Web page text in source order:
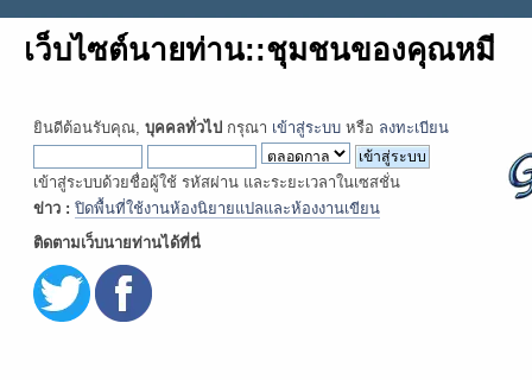
เว็บไซต์นายท่าน::ชุมชนของคุณหมี
ยินดีต้อนรับคุณ, บุคคลทั่วไป กรุณา เข้าสู่ระบบ หรือ ลงทะเบียน
เข้าสู่ระบบด้วยชื่อผู้ใช้ รหัสผ่าน และระยะเวลาในเซสชั่น
ข่าว : ปิดพื้นที่ใช้งานห้องนิยายแปลและห้องงานเขียน
ติดตามเว็บนายท่านได้ที่นี่